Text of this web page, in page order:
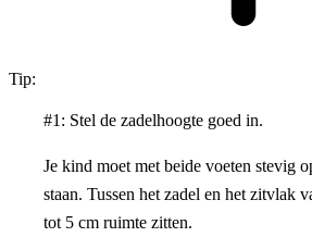
Tip:
#1: Stel de zadelhoogte goed in.
Je kind moet met beide voeten stevig
staan. Tussen het zadel en het zitvlak
tot 5 cm ruimte zitten.